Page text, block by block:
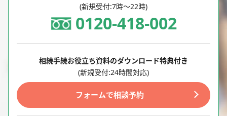
(新規受付:7時～22時)
0120-418-002
相続手続お役立ち資料のダウンロード特典付き
(新規受付:24時間対応)
フォームで相談予約